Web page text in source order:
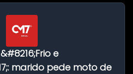
&#8216;Frio e
marido pede moto de